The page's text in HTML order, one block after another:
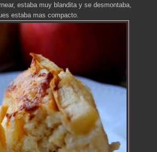
estaba muy blandita y se desmontaba,
estaba mas compacto.